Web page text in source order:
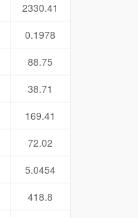
2330.41
0.1978
88.75
38.71
169.41
72.02
5.0454
418.8